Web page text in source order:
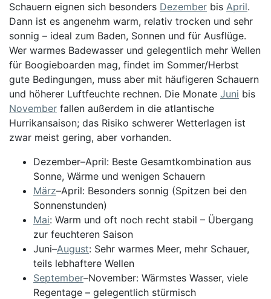
Schauern eignen sich besonders Dezember bis April.
Dann ist es angenehm warm, relativ trocken und sehr
sonnig – ideal zum Baden, Sonnen und für Ausflüge.
Wer warmes Badewasser und gelegentlich mehr Wellen
für Boogieboarden mag, findet im Sommer/Herbst
gute Bedingungen, muss aber mit häufigeren Schauern
und höherer Luftfeuchte rechnen. Die Monate Juni bis
November fallen außerdem in die atlantische
Hurrikansaison; das Risiko schwerer Wetterlagen ist
zwar meist gering, aber vorhanden.
Dezember–April: Beste Gesamtkombination aus
Sonne, Wärme und wenigen Schauern
März–April: Besonders sonnig (Spitzen bei den
Sonnenstunden)
Mai: Warm und oft noch recht stabil – Übergang
zur feuchteren Saison
Juni–August: Sehr warmes Meer, mehr Schauer,
teils lebhaftere Wellen
September–November: Wärmstes Wasser, viele
Regentage – gelegentlich stürmisch